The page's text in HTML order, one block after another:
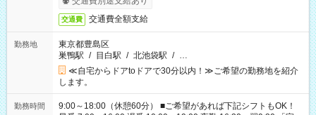
交通費 交通費全額支給
勤務地
東京都豊島区
巣鴨駅 / 目白駅 / 北池袋駅 / …
≪自宅からドアtoドアで30分以内！≫ご希望の勤務地を紹介
します。
勤務時間
9:00～18:00（休憩60分） ■ご希望があれば下記シフトもOK！